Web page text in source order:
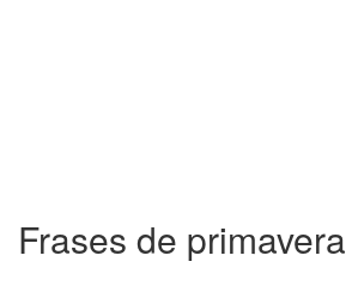
Frases de primavera